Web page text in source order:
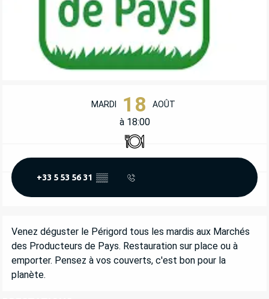
OUVERTURE ET COORDONNÉES
MARDI 18 AOÛT
à 18:00
Restaurant
+33 5 53 56 31 ▒▒
DESCRIPTION
Venez déguster le Périgord tous les mardis aux Marchés
des Producteurs de Pays. Restauration sur place ou à
emporter. Pensez à vos couverts, c'est bon pour la
planète.